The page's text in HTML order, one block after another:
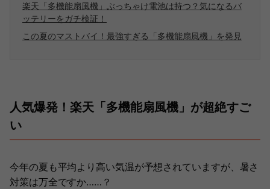
楽天「多機能扇風機」ぶっちゃけ電池は持つ？気になるバ
ッテリーをガチ検証！
この夏のマストバイ！最強すぎる「多機能扇風機」を発見
人気爆発！楽天「多機能扇風機」が超絶すご
い
今年の夏も平均より高い気温が予想されていますが、暑さ
対策は万全ですか……？